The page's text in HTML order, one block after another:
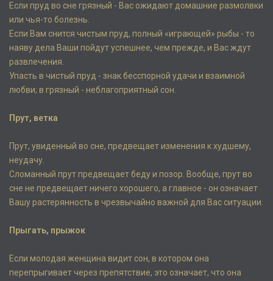
Если пруд во сне грязный - Вас ожидают домашние размолвки
или чья-то болезнь.
Если Вам снится чистым пруд, полный «играющей» рыбы - то
наяву дела Ваши пойдут успешнее, чем прежде, и Вас ждут
развлечения.
Упасть в чистый пруд - знак бесспорной удачи и взаимной
любви; в грязный - неблагоприятный сон.
Прут, ветка
Прут, увиденный во сне, предвещает изменения к худшему,
неудачу.
Сломанный прут предвещает беду и позор. Вообще, прут во
сне не предвещает ничего хорошего, а главное - он означает
Вашу растерянность в чрезвычайно важной для Вас ситуации.
Прыгать, прыжок
Если молодая женщина видит сон, в котором она
перепрыгивает через препятствие, это означает, что она